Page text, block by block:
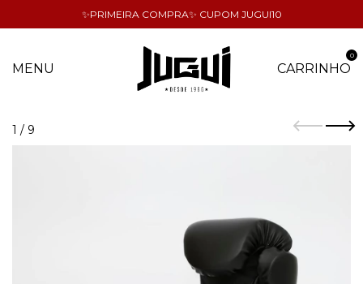
✨PRIMEIRA COMPRA✨ CUPOM JUGUI10
MENU CARRINHO
0
1 / 9